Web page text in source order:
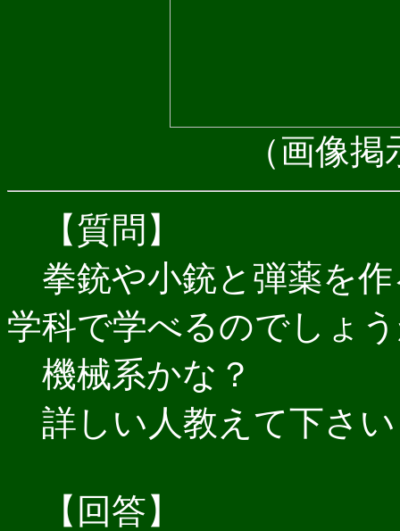
（画像
【質問】
拳銃や小銃と弾薬を
学科で学べるのでしょ
機械系かな？
詳しい人教えて下さ
【回答】